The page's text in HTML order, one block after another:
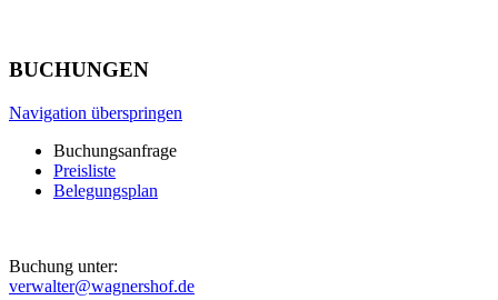
BUCHUNGEN
Navigation überspringen
Buchungsanfrage
Preisliste
Belegungsplan
Buchung unter:
verwalter@wagnershof.de